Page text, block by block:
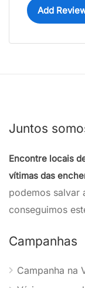
Add
Juntos
Encontre locais
vítimas das
podemos salvar
conseguimos
Campanhas
Campanha na